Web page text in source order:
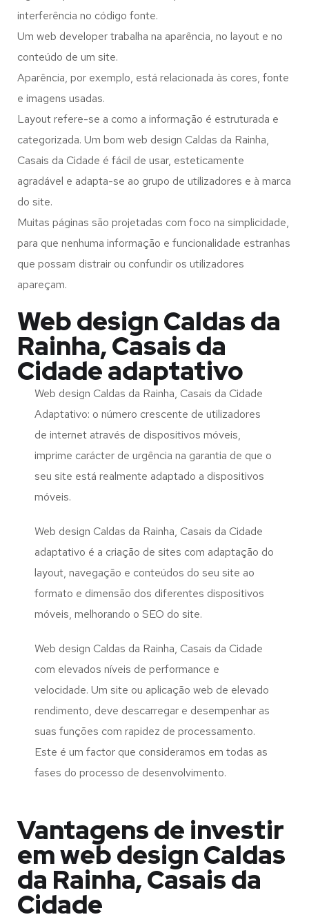
interferência no código fonte.
Um web developer trabalha na aparência, no layout e no
conteúdo de um site.
Aparência, por exemplo, está relacionada às cores, fonte
e imagens usadas.
Layout refere-se a como a informação é estruturada e
categorizada. Um bom web design Caldas da Rainha,
Casais da Cidade é fácil de usar, esteticamente
agradável e adapta-se ao grupo de utilizadores e à marca
do site.
Muitas páginas são projetadas com foco na simplicidade,
para que nenhuma informação e funcionalidade estranhas
que possam distrair ou confundir os utilizadores
apareçam.
Web design Caldas da
Rainha, Casais da
Cidade adaptativo
Web design Caldas da Rainha, Casais da Cidade
Adaptativo: o número crescente de utilizadores
de internet através de dispositivos móveis,
imprime carácter de urgência na garantia de que o
seu site está realmente adaptado a dispositivos
móveis.
Web design Caldas da Rainha, Casais da Cidade
adaptativo é a criação de sites com adaptação do
layout, navegação e conteúdos do seu site ao
formato e dimensão dos diferentes dispositivos
móveis, melhorando o SEO do site.
Web design Caldas da Rainha, Casais da Cidade
com elevados níveis de performance e
velocidade. Um site ou aplicação web de elevado
rendimento, deve descarregar e desempenhar as
suas funções com rapidez de processamento.
Este é um factor que consideramos em todas as
fases do processo de desenvolvimento.
Vantagens de investir
em web design Caldas
da Rainha, Casais da
Cidade